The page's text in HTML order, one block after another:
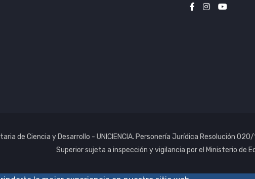
de Ciencia y Desarrollo - UNICIENCIA. Personería Jurídica Resolución
Superior sujeta a inspección y vigilancia por el Ministerio de